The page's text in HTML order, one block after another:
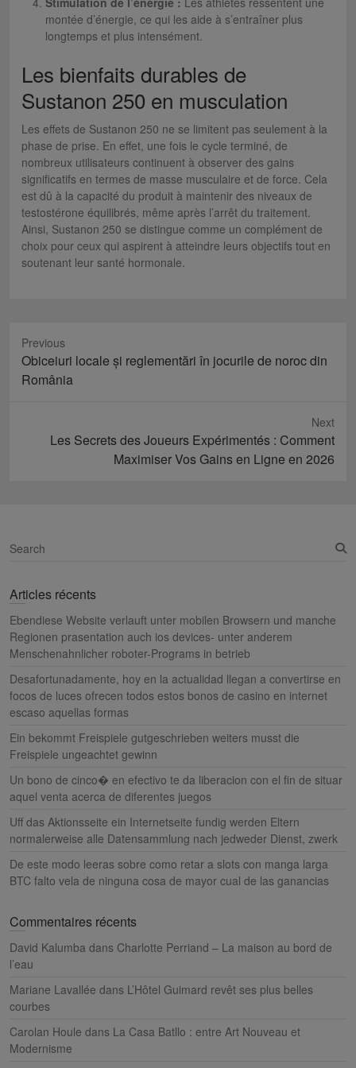
montée d’énergie, ce qui les aide à s’entraîner plus
longtemps et plus intensément.
Les bienfaits durables de
Sustanon 250 en musculation
Les effets de Sustanon 250 ne se limitent pas seulement à la
phase de prise. En effet, une fois le cycle terminé, de
nombreux utilisateurs continuent à observer des gains
significatifs en termes de masse musculaire et de force. Cela
est dû à la capacité du produit à maintenir des niveaux de
testostérone équilibrés, même après l’arrêt du traitement.
Ainsi, Sustanon 250 se distingue comme un complément de
choix pour ceux qui aspirent à atteindre leurs objectifs tout en
soutenant leur santé hormonale.
Previous
Previous
post:
Obiceiuri locale și reglementări în jocurile de noroc din
România
Next
Les Secrets des Joueurs Expérimentés : Comment
Maximiser Vos Gains en Ligne en 2026
S
r
h
Articles récents
Ebendiese Website verlauft unter mobilen Browsern und manche
Regionen prasentation auch ios devices- unter anderem
Menschenahnlicher roboter-Programs in betrieb
Desafortunadamente, hoy en la actualidad llegan a convertirse en
focos de luces ofrecen todos estos bonos de casino en internet
escaso aquellas formas
Ein bekommt Freispiele gutgeschrieben weiters musst die
Freispiele ungeachtet gewinn
Un bono de cinco� en efectivo te da liberacion con el fin de situar
aquel venta acerca de diferentes juegos
Uff das Aktionsseite ein Internetseite fundig werden Eltern
normalerweise alle Datensammlung nach jedweder Dienst, zwerk
De este modo leeras sobre como retar a slots con manga larga
BTC falto vela de ninguna cosa de mayor cual de las ganancias
Commentaires récents
David Kalumba dans Charlotte Perriand – La maison au bord de
l’eau
Mariane Lavallée dans L’Hôtel Guimard revêt ses plus belles
courbes
Carolan Houle dans La Casa Batllo : entre Art Nouveau et
Modernisme